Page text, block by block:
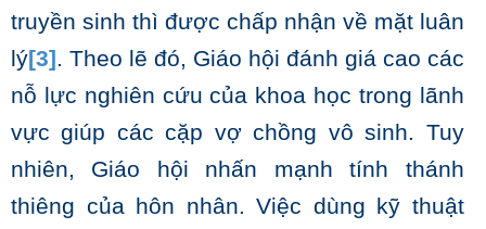
truyền sinh thì được chấp nhận về mặt luân
lý[3]. Theo lẽ đó, Giáo hội đánh giá cao các
nỗ lực nghiên cứu của khoa học trong lãnh
vực giúp các cặp vợ chồng vô sinh. Tuy
nhiên, Giáo hội nhấn mạnh tính thánh
thiêng của hôn nhân. Việc dùng kỹ thuật